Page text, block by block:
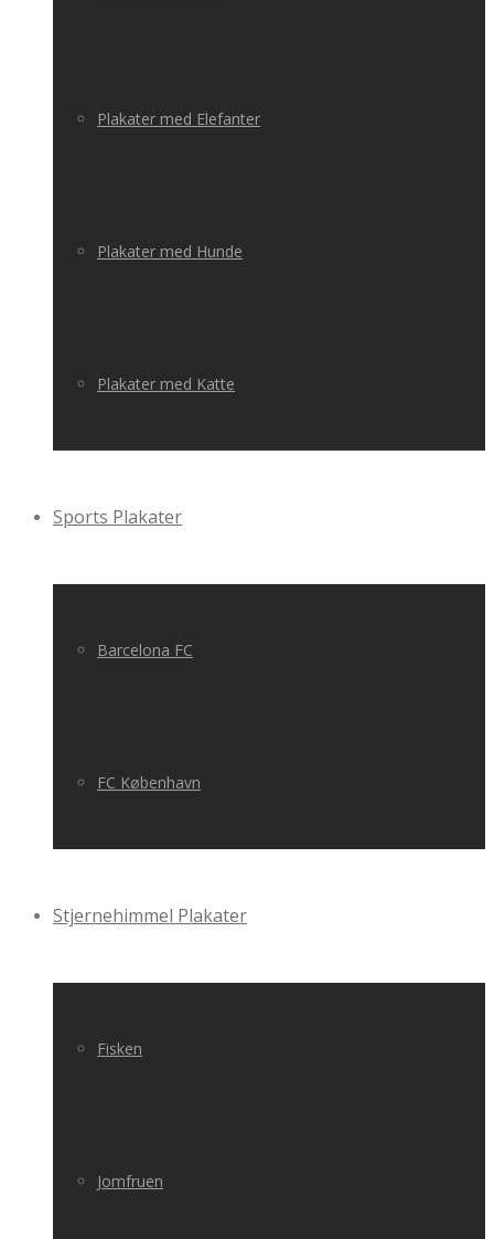
Plakater med Elefanter
Plakater med Hunde
Plakater med Katte
Sports Plakater
Barcelona FC
FC København
Stjernehimmel Plakater
Fisken
Jomfruen